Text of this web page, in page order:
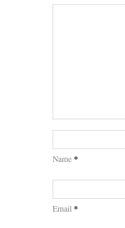
Name *
Email *